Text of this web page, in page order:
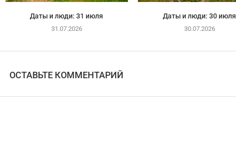
Даты и люди: 31 июля
31.07.2026
Даты и люди: 30 июля
30.07.2026
ОСТАВЬТЕ КОММЕНТАРИЙ